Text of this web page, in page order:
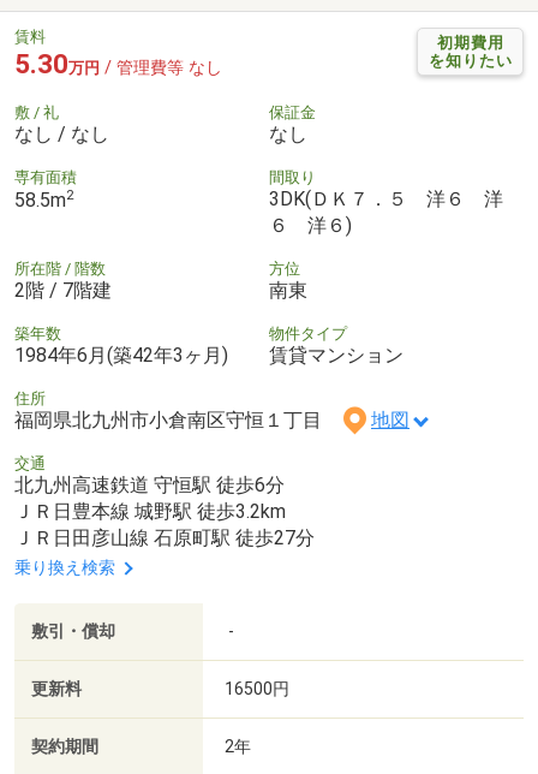
初期費用
を知りたい
賃料
5.30万円 / 管理費等 なし
敷 / 礼
なし / なし
保証金
なし
専有面積
58.5m2
間取り
3DK(ＤＫ７．５ 洋６ 洋
６ 洋６)
所在階 / 階数
2階 / 7階建
方位
南東
築年数
1984年6月(築42年3ヶ月)
物件タイプ
賃貸マンション
住所
福岡県北九州市小倉南区守恒１丁目 地図
交通
北九州高速鉄道 守恒駅 徒歩6分
ＪＲ日豊本線 城野駅 徒歩3.2km
ＪＲ日田彦山線 石原町駅 徒歩27分
乗り換え検索
敷引・償却 -
更新料 16500円
契約期間 2年